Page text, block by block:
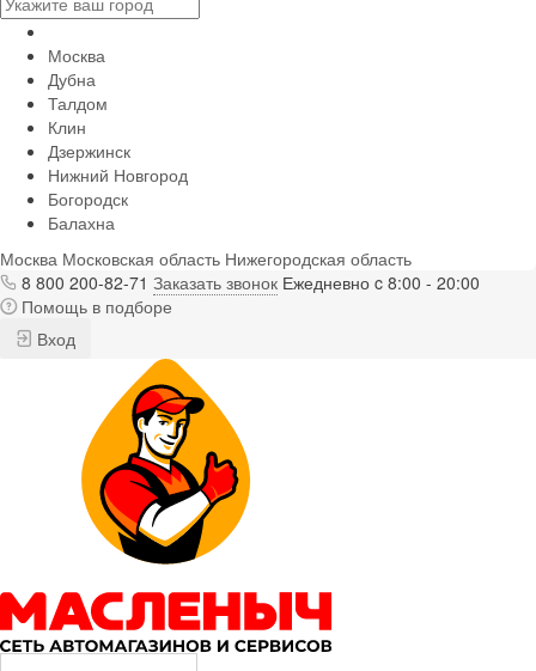
Москва
Дубна
Талдом
Клин
Дзержинск
Нижний Новгород
Богородск
Балахна
Москва Московская область Нижегородская область
8 800 200-82-71 Заказать звонок Ежедневно c 8:00 - 20:00
Помощь в подборе
Вход